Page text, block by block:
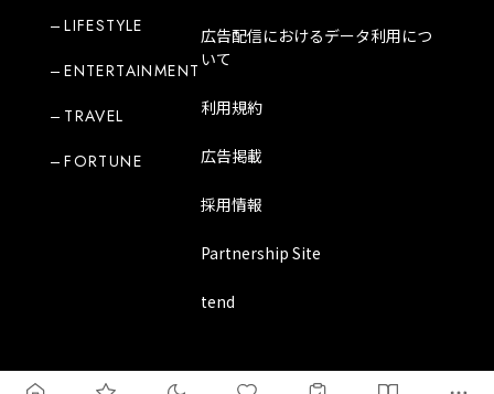
LIFESTYLE
ENTERTAINMENT
TRAVEL
FORTUNE
広告配信におけるデータ利用につ
いて
利用規約
広告掲載
採用情報
Partnership Site
tend
Copyright Mode Media Japan Corporation